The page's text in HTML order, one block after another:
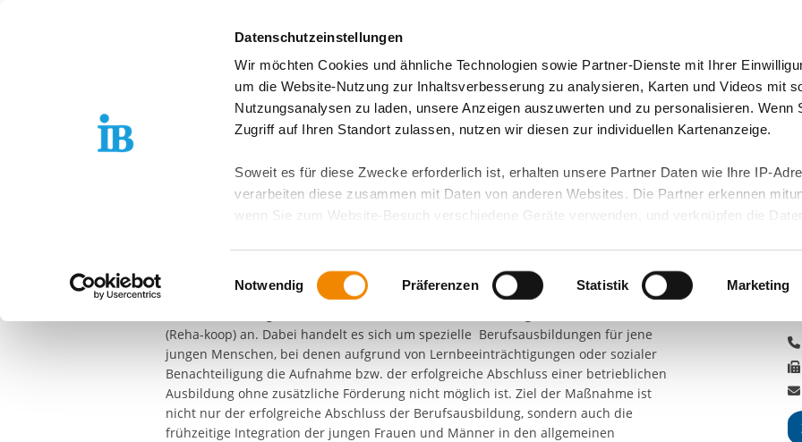
Datenschutzeinstellungen
Wir möchten Cookies und ähnliche Technologien sowie Partner-Dienste mit Ihrer
um die Website-Nutzung zur Inhaltsverbesserung zu analysieren, Karten und Videos mit
Nutzungsanalysen zu laden, unsere Anzeigen auszuwerten und zu personalisieren. Wenn
Zugriff auf Ihren Standort zulassen, nutzen wir diesen zur individuellen Kartenanzeige.
Soweit es für diese Zwecke erforderlich ist, erhalten unsere Partner Daten wie Ihre IP-
verarbeiten diese zusammen mit Daten von anderen Websites. Die Partner erkennen
wenn Sie zum Website-Besuch verschiedene Geräte verwenden, und verknüpfen die Daten
ausgeschlossen werden. Dort ist kein der EU gleichwertiges Datenschutzniveau
zusätzlichen Risiken für Ihre Daten führen kann.
Weitere Details finden Sie in unserenDatenschutzhinweisenund in unsererCookie-
Sie möchten, dass alle Website-Funktionen für diese Zwecke aktiviert sind, müssen Sie
Kategorien auswählen. Sie können mittels nachfolgender Buttons über Ihre Einwilligung für
Zwecke entscheiden und Ihre erteilte Einwilligung stets für die Zukunft widerrufen. Bitte
Ihre etwaige Einwilligung erstreckt sich nicht auf notwendige Cookies, die erforderlich zur
der von Ihnen aufgerufenen und somit gewünschten Website-Funktionen sind. Diese
Einwilligungsauswahl
Notwendig Präferenzen Statistik Marketing
Über uns
Standorte & Angebote Presse & Themen Jobs & Karriere
FREIER TRÄGER DER JUGEND-, SOZIAL- UND BILDUNGSARBEIT E.V. BETRIEBSSTÄTTE IBBEN... KOOPERATIVE BERUFSAU...
Kooperative Berufsausbildung für
Menschen mit besonderem
Förderbedarf (Reha-Ausbildung)
In der Betriebsstätte Ibbenbüren bietet der Internationale Bund
kooperative
(Reha-koop) an. Dabei handelt es sich um spezielle Berufsausbildungen für jene
jungen Menschen, bei denen aufgrund von Lernbeeinträchtigungen oder sozialer
Benachteiligung die Aufnahme bzw. der erfolgreiche Abschluss einer betrieblichen
Ausbildung ohne zusätzliche Förderung nicht möglich ist. Ziel der Maßnahme ist
nicht nur der erfolgreiche Abschluss der Berufsausbildung, sondern auch die
frühzeitige Integration der jungen Frauen und Männer in den allgemeinen